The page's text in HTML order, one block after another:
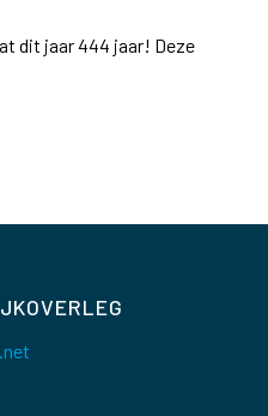
dit jaar 444 jaar! Deze